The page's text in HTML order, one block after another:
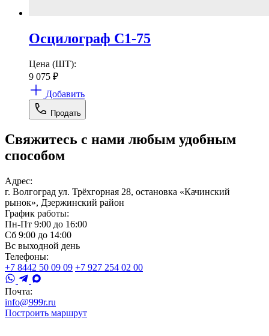
Осцилограф С1-75
Цена (ШТ):
9 075 ₽
Добавить
Продать
Свяжитесь с нами любым удобным
способом
Адрес:
г. Волгоград ул. Трёхгорная 28, остановка «Качинский
рынок», Дзержинский район
График работы:
Пн-Пт 9:00 до 16:00
Сб 9:00 до 14:00
Вс выходной день
Телефоны:
+7 8442 50 09 09 +7 927 254 02 00
Почта:
info@999r.ru
Построить маршрут